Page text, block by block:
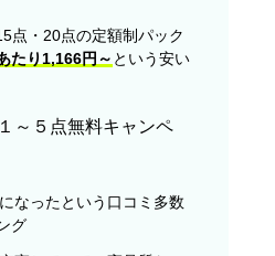
点・20点の定額制パック
たり1,166円～ という安い
～５点無料キャンペ
なったという口コミ多数
グ